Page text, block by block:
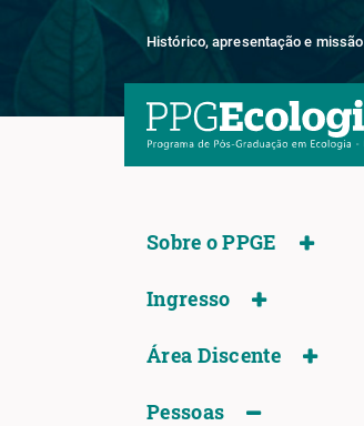
Histórico, apresentação e missão
Sobre o PPGE
Ingresso
Área Discente
Pessoas